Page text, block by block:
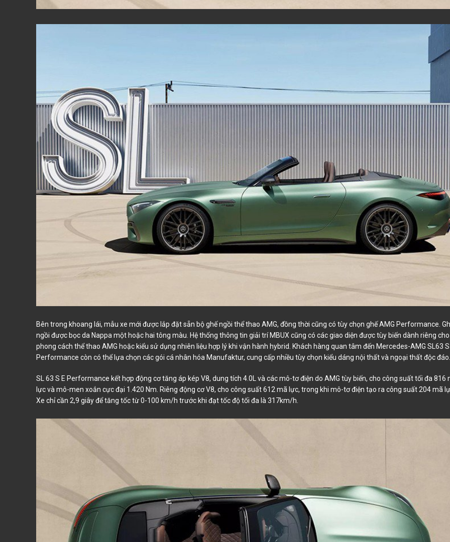
Bên trong khoang lái, mẫu xe mới được lắp đặt sẵn bộ ghế ngồi thể thao AMG, đồng thời cũng có tùy chọn ghế AMG Performance.
ngồi được bọc da Nappa một hoặc hai tông màu. Hệ thống thông tin giải trí MBUX cũng có các giao diện được tùy biến dành riêng cho
phong cách thể thao AMG hoặc kiểu sử dụng nhiên liệu hợp lý khi vận hành hybrid. Khách hàng quan tâm đến Mercedes-AMG SL63 S
Performance còn có thể lựa chọn các gói cá nhân hóa Manufaktur, cung cấp nhiều tùy chọn kiểu dáng nội thất và ngoại thất độc đáo.
SL 63 S E Performance kết hợp động cơ tăng áp kép V8, dung tích 4.0L và các mô-tơ điện do AMG tùy biến, cho công suất tối đa 816
lực và mô-men xoắn cực đại 1.420 Nm. Riêng động cơ V8, cho công suất 612 mã lực, trong khi mô-tơ điện tạo ra công suất 204 mã
Xe chỉ cần 2,9 giây để tăng tốc từ 0-100 km/h trước khi đạt tốc độ tối đa là 317km/h.